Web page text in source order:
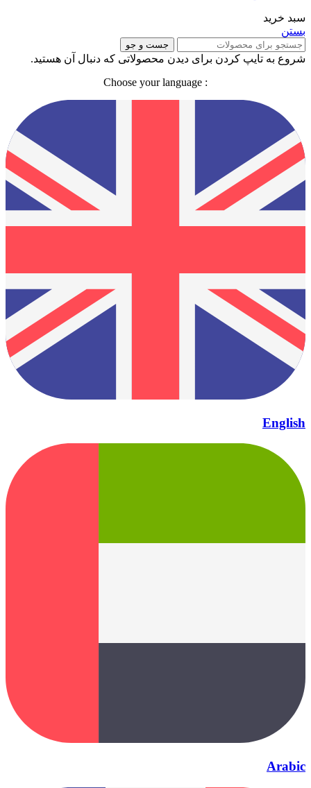
سبد خرید
بستن
جست و جو
شروع به تایپ کردن برای دیدن محصولاتی که دنبال آن هستید.
: Choose your language
English
Arabic